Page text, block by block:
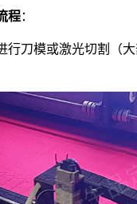
程：
行刀模或激光切割（